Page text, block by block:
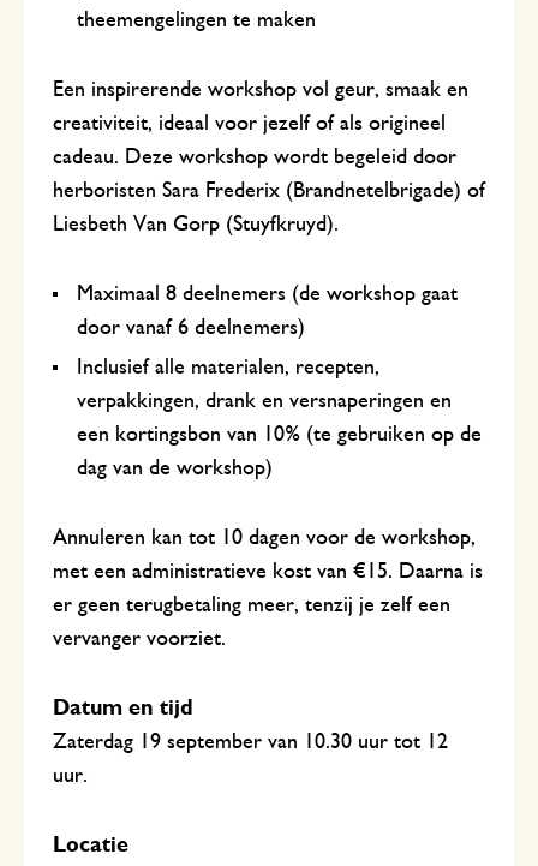
theemengelingen te maken
Een inspirerende workshop vol geur, smaak en
creativiteit, ideaal voor jezelf of als origineel
cadeau. Deze workshop wordt begeleid door
herboristen Sara Frederix (Brandnetelbrigade) of
Liesbeth Van Gorp (Stuyfkruyd).
Maximaal 8 deelnemers (de workshop gaat
door vanaf 6 deelnemers)
Inclusief alle materialen, recepten,
verpakkingen, drank en versnaperingen en
een kortingsbon van 10% (te gebruiken op de
dag van de workshop)
Annuleren kan tot 10 dagen voor de workshop,
met een administratieve kost van €15. Daarna is
er geen terugbetaling meer, tenzij je zelf een
vervanger voorziet.
Datum en tijd
Zaterdag 19 september van 10.30 uur tot 12
uur.
Locatie